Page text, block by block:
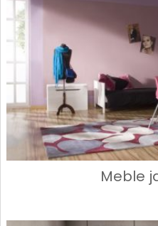
Meble